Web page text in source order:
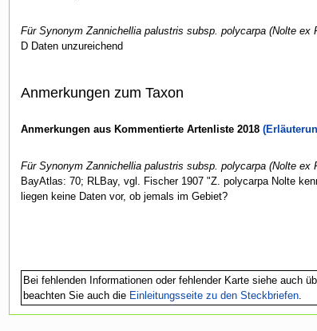
Für Synonym Zannichellia palustris subsp. polycarpa (Nolte ex
D Daten unzureichend
Anmerkungen zum Taxon
Anmerkungen aus Kommentierte Artenliste 2018
Für Synonym Zannichellia palustris subsp. polycarpa (Nolte ex
BayAtlas: 70; RLBay, vgl. Fischer 1907 "Z. polycarpa Nolte
liegen keine Daten vor, ob jemals im Gebiet?
Bei fehlenden Informationen oder fehlender Karte siehe auch
beachten Sie auch die Einleitungsseite zu den Steckbriefen.